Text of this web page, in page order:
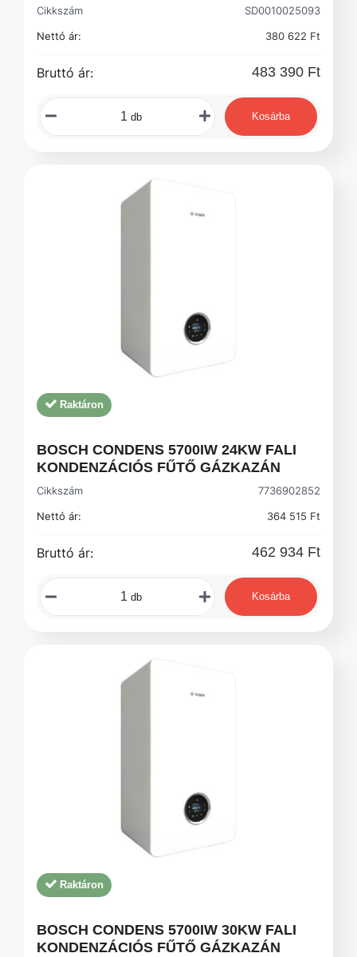
Cikkszám
SD0010025093
Nettó ár:
380 622 Ft
Bruttó ár: 483 390 Ft
db Kosárba
Raktáron
BOSCH CONDENS 5700IW 24KW FALI
KONDENZÁCIÓS FŰTŐ GÁZKAZÁN
Cikkszám
7736902852
Nettó ár:
364 515 Ft
Bruttó ár: 462 934 Ft
db Kosárba
Raktáron
BOSCH CONDENS 5700IW 30KW FALI
KONDENZÁCIÓS FŰTŐ GÁZKAZÁN